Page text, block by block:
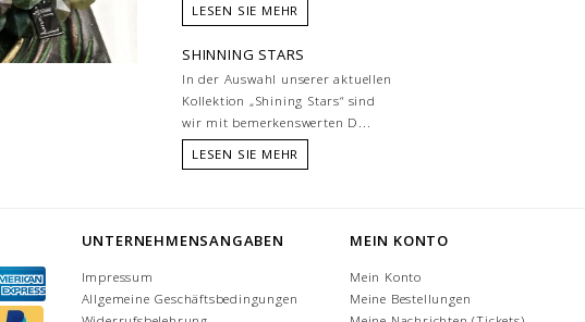
LESEN SIE MEHR
SHINNING STARS
In der Auswahl unserer aktuellen
Kollektion „Shining Stars“ sind
wir mit bemerkenswerten D...
LESEN SIE MEHR
UNTERNEHMENSANGABEN
Impressum
Allgemeine Geschäftsbedingungen
MEIN KONTO
Mein Konto
Meine Bestellungen